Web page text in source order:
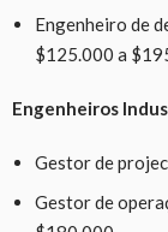
Engenheiro de
$125.000 a
Engenheiros
Gestor de
Gestor de